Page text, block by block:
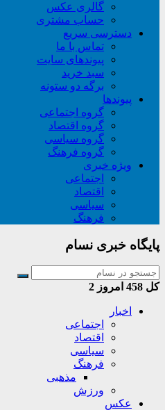
گالری عکس
حساب مشتری
دسترسی سریع
تماس با ما
پیوندهای سایت
سبد خريد
برگه دو ستونه
پیوندها
گروه اجتماعی
گروه اقتصاد
گروه سیاسی
گروه فرهنگ
ویژه خبری
اجتماعی
اقتصاد
سیاسی
فرهنگ
پایگاه خبری نسام
کل امروز 2
اخبار
اجتماعی
اقتصاد
سیاسی
فرهنگ
مذهبی
ورزش
عکس